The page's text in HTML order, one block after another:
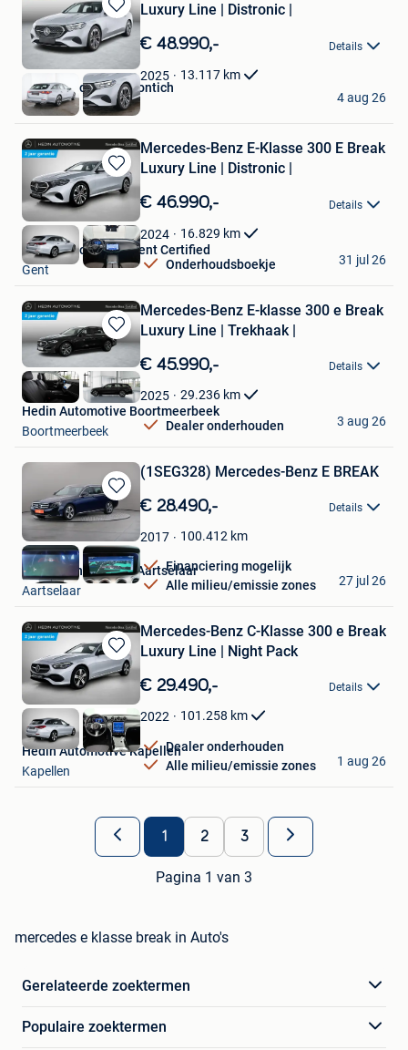
Bewaren
in
Mijn
Favorieten
Luxury Line | Distronic |
€ 48.990,- Details
2025 13.117 km
Hedin Automotive Kontich
Kontich
4 aug 26
Bewaren
in
Favorieten
Mercedes-Benz E-Klasse 300 E Break
Luxury Line | Distronic |
€ 46.990,- Details
2024 16.829 km
Onderhoudsboekje
Hedin Automotive Gent Certified
Gent
31 jul 26
Bewaren
in
Mijn
Favorieten
Mercedes-Benz E-klasse 300 e Break
Luxury Line | Trekhaak |
€ 45.990,- Details
2025 29.236 km
Dealer onderhouden
Hedin Automotive Boortmeerbeek
Boortmeerbeek
3 aug 26
Bewaren
in
Favorieten
(1SEG328) Mercedes-Benz E BREAK
€ 28.490,- Details
2017 100.412 km
Financiering mogelijk
Alle milieu/emissie zones
Leaseplan Belgium Aartselaar
Aartselaar
27 jul 26
Bewaren
in
Favorieten
Mercedes-Benz C-Klasse 300 e Break
Luxury Line | Night Pack
€ 29.490,- Details
2022 101.258 km
Dealer onderhouden
Alle milieu/emissie zones
Hedin Automotive Kapellen
Kapellen
1 aug 26
1 2 3
Pagina 1 van 3
mercedes e klasse break in Auto's
Gerelateerde zoektermen
Populaire zoektermen